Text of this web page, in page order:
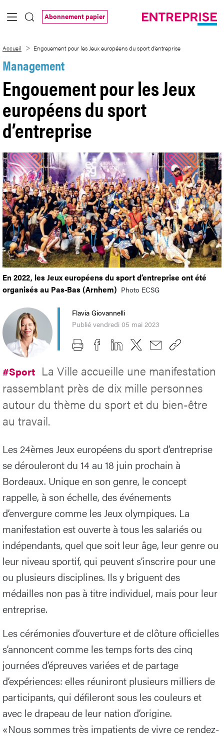
Saut au contenu principal
Abonnement papier
Accueil Engouement pour les Jeux européens du sport d’entreprise
Management
Engouement pour les Jeux
européens du sport
d’entreprise
En 2022, les Jeux européens du sport d’entreprise ont été
organisés au Pas-Bas (Arnhem) Photo ECSG
Flavia Giovannelli
Publié vendredi 05 mai 2023
#Sport La Ville accueille une manifestation
rassemblant près de dix mille personnes
autour du thème du sport et du bien-être
au travail.
Les 24èmes Jeux européens du sport d’entreprise
se dérouleront du 14 au 18 juin prochain à
Bordeaux. Unique en son genre, le concept
rappelle, à son échelle, des événements
d’envergure comme les Jeux olympiques. La
manifestation est ouverte à tous les salariés ou
indépendants, quel que soit leur âge, leur genre ou
leur niveau sportif, qui peuvent s’inscrire pour une
ou plusieurs disciplines. Ils y briguent des
médailles non pas à titre individuel, mais pour leur
entreprise.
Les cérémonies d’ouverture et de clôture officielles
s’annoncent comme les temps forts des cinq
journées d’épreuves variées et de partage
d’expériences: elles réuniront plusieurs milliers de
participants, qui défileront sous les couleurs et
avec le drapeau de leur nation d’origine.
«Nous sommes très impatients de vivre ce rendez-